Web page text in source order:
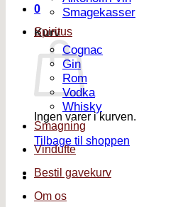
0
Kurv
Ingen varer i kurven.
Tilbage til shoppen
Smagekasser
Spiritus
Cognac
Gin
Rom
Vodka
Whisky
Smagning
Vindufte
Bestil gavekurv
Om os